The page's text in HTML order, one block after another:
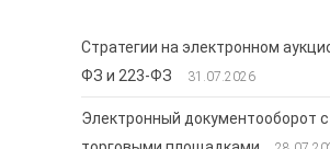
Стратегии на электронном
ФЗ и 223-ФЗ
31.07.2026
Электронный документооборот с